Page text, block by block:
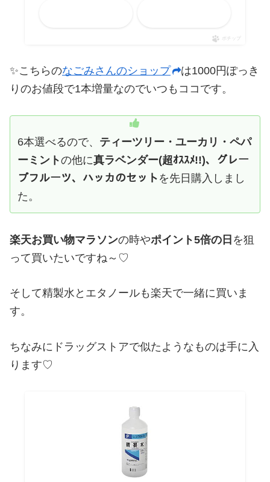
ポチップ
✨こちらのなごみさんのショップ
は1000円ぽっき
りのお値段で1本増量なのでいつもココです。
6本選べるので、 ティーツリー・ユーカリ・ペパ
ーミントの他に真ラベンダー(超ｵｽｽﾒ!!)、グレー
プフルーツ、ハッカのセット を先日購入しまし
た。
楽天お買い物マラソンの時やポイント5倍の日 を狙
って買いたいですね～♡
そして精製水とエタノールも楽天で一緒に買いま
す。
ちなみにドラッグストアで似たようなものは手に入
ります♡